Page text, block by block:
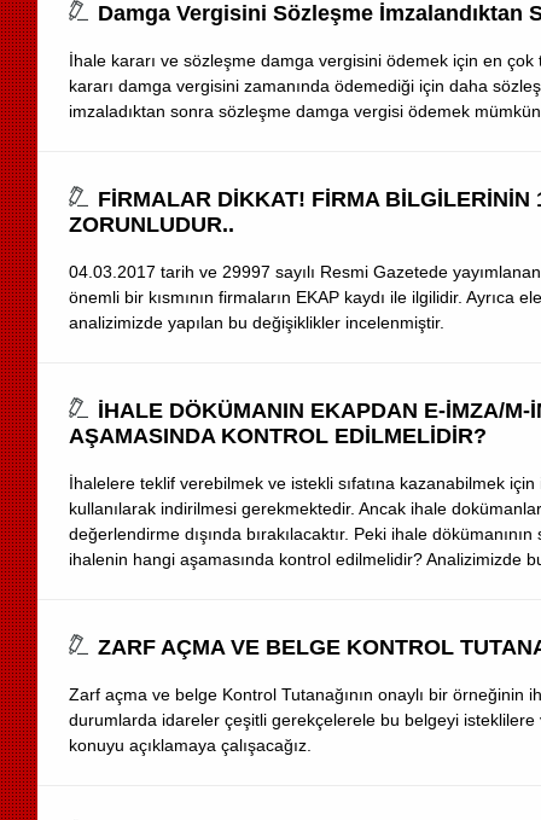
Damga Vergisini Sözleşme İmzalandıktan
İhale kararı ve sözleşme damga vergisini ödemek için en
kararı damga vergisini zamanında ödemediği için daha
imzaladıktan sonra sözleşme damga vergisi ödemek
FİRMALAR DİKKAT! FİRMA
ZORUNLUDUR..
04.03.2017 tarih ve 29997 sayılı Resmi Gazetede
önemli bir kısmının firmaların EKAP kaydı ile ilgilidir. Ayrıca
analizimizde yapılan bu değişiklikler incelenmiştir.
İHALE DÖKÜMANIN EKAPDAN E-İMZA/
AŞAMASINDA KONTROL EDİLMELİDİR?
İhalelere teklif verebilmek ve istekli sıfatına kazanabilmek
kullanılarak indirilmesi gerekmektedir. Ancak ihale
değerlendirme dışında bırakılacaktır. Peki ihale
ihalenin hangi aşamasında kontrol edilmelidir? Analizimizde
ZARF AÇMA VE BELGE KONTROL
Zarf açma ve belge Kontrol Tutanağının onaylı bir
durumlarda idareler çeşitli gerekçelerele bu belgeyi
konuyu açıklamaya çalışacağız.